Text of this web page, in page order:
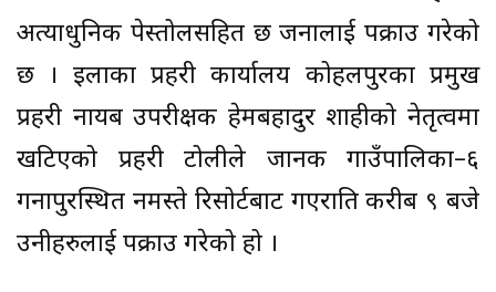
अत्याधुनिक पेस्तोलसहित छ जनालाई पक्राउ गरेको
छ । इलाका प्रहरी कार्यालय कोहलपुरका प्रमुख
प्रहरी नायब उपरीक्षक हेमबहादुर शाहीको नेतृत्वमा
खटिएको प्रहरी टोलीले जानकी गाउँपालिका–६
गनापुरस्थित नमस्ते रिसोर्टबाट गएराति करीब ९ बजे
उनीहरुलाई पक्राउ गरेको हो ।